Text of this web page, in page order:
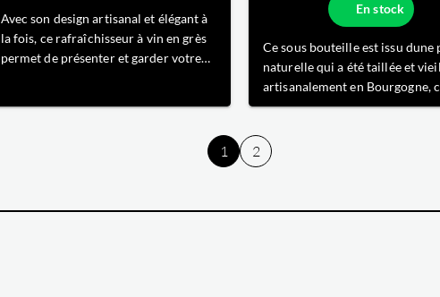
Avec son design artisanal et élégant à
la fois, ce rafraîchisseur à vin en grès
permet de présenter et garder votre
En stock
Ce sous bouteille est issu dune
naturelle qui a été taillée et
artisanalement en Bourgogne,
pierre est une pièce unique car
motif est apposé sur la pierre
un procédé original et cuite
1 2